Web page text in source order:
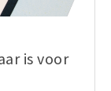
is voor